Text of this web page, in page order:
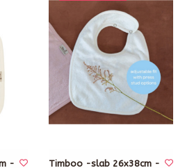
-
Timboo -slab 26x38cm -